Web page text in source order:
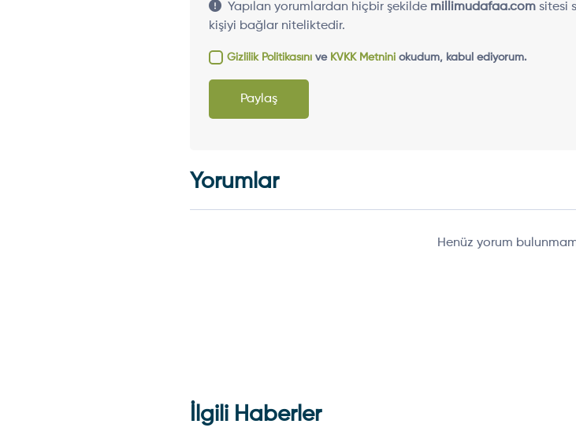
Yapılan yorumlardan hiçbir şekilde millimudafaa.comsitesi
kişiyi bağlar niteliktedir.
Gizlilik Politikasınıve KVKK Metniniokudum, kabul ediyorum.
Paylaş
Yorumlar
Henüz yorum
İlgili Haberler